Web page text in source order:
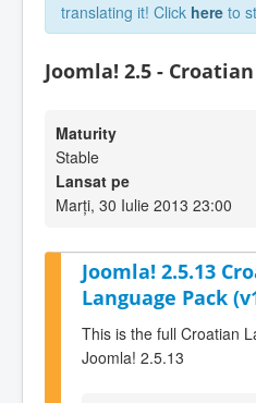
translating it! Click here to
Joomla! 2.5 - Croatian
Maturity
Stable
Lansat pe
Marți, 30 Iulie 2013 23:00
Joomla! 2.5.13
Language Pack
This is the full Croatian
Joomla! 2.5.13